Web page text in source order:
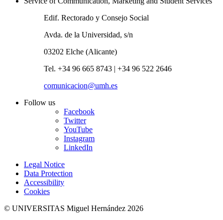
Edif. Rectorado y Consejo Social
Avda. de la Universidad, s/n
03202 Elche (Alicante)
Tel. +34 96 665 8743 | +34 96 522 2646
comunicacion@umh.es
Follow us
Facebook
Twitter
YouTube
Instagram
LinkedIn
Legal Notice
Data Protection
Accessibility
Cookies
© UNIVERSITAS Miguel Hernández 2026